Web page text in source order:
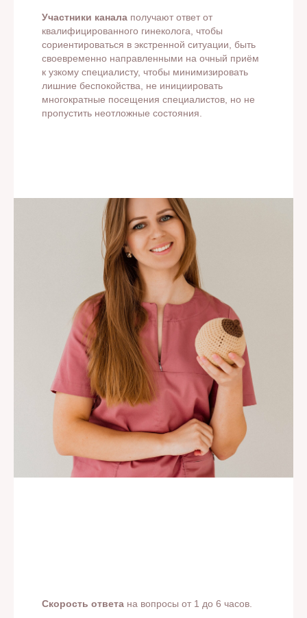
Участники канала получают ответ от
квалифицированного гинеколога, чтобы
сориентироваться в экстренной ситуации, быть
своевременно направленными на очный приём
к узкому специалисту, чтобы минимизировать
лишние беспокойства, не инициировать
многократные посещения специалистов, но не
пропустить неотложные состояния.
Скорость ответана вопросы от 1 до 6 часов.